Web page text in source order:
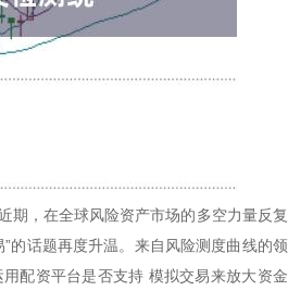
期，在全球风险资产市场的多空力量反复
的话题再度升温。来自风险测度曲线的领
配资平台是否支持 模拟交易来放大资金